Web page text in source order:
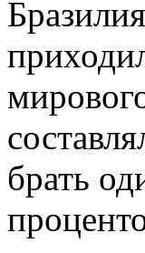
брать